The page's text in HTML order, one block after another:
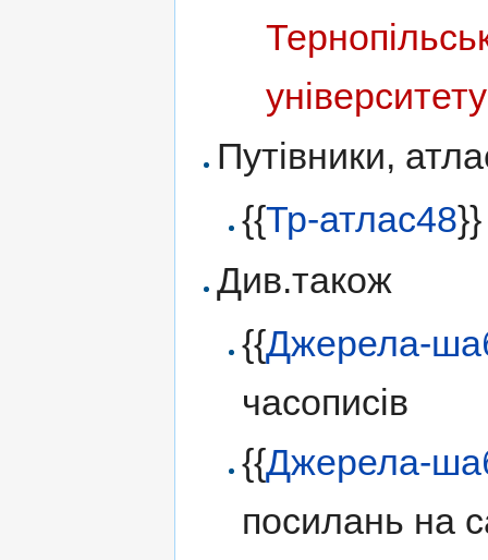
Путівники,
{{Тр-атлас48
Див.також
{{Джерела-
часописів
{{Джерела-
посилань на